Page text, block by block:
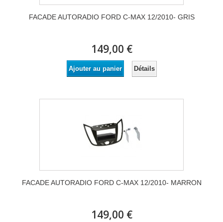
FACADE AUTORADIO FORD C-MAX 12/2010- GRIS
149,00 €
Ajouter au panier Détails
FACADE AUTORADIO FORD C-MAX 12/2010- MARRON
149,00 €